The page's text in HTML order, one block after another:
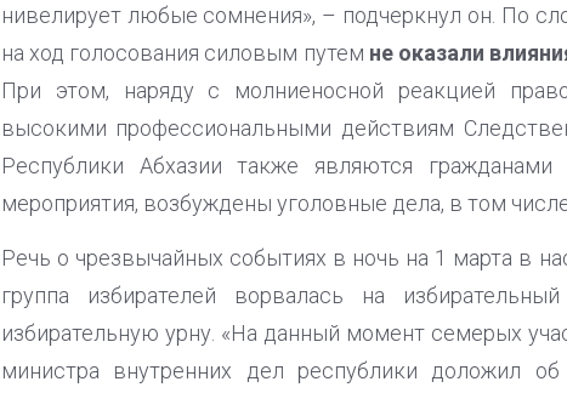
нивелирует любые сомнения», – подчеркнул он. По
на ход голосования силовым путем не оказали
При этом, наряду с молниеносной реакцией
высокими профессиональными действиям
Республики Абхазии также являются
мероприятия, возбуждены уголовные дела, в том
Речь о чрезвычайных событиях в ночь на 1 марта в
группа избирателей ворвалась на
избирательную урну. «На данный момент семерых
министра внутренних дел республики доложил